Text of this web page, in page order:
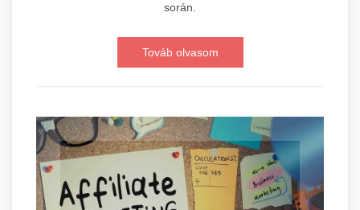
során.
Továb olvasom